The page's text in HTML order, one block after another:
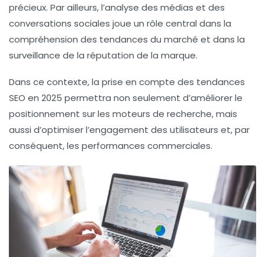
précieux. Par ailleurs, l’analyse des médias et des
conversations sociales joue un rôle central dans la
compréhension des tendances du marché et dans la
surveillance de la réputation de la marque.
Dans ce contexte, la prise en compte des tendances
SEO en 2025 permettra non seulement d’améliorer le
positionnement sur les moteurs de recherche, mais
aussi d’optimiserl’engagement des utilisateurs et, par
conséquent, les performances commerciales.